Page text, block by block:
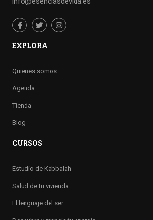
EXPLORA
Quienes somos
Agenda
Tienda
Blog
CURSOS
Estudio de Kabbalah
Salud de tu vivienda
El lenguaje del ser